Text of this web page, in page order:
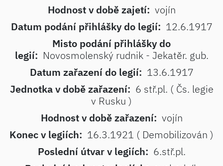
Hodnost v době zajetí: vojín
Datum podání přihlášky do legií: 12.6.1917
Misto podání přihlášky do
legií: Novosmolenský rudnik - Jekatěr. gub.
Datum zařazení do legií: 13.6.1917
Jednotka v době zařazení: 6 stř.pl. ( Čs. legie
v Rusku )
Hodnost v době zařazení: vojín
Konec v legiích: 16.3.1921 ( Demobilizován )
Poslední útvar v legiích: 6.stř.pl.